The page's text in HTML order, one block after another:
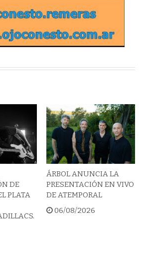
DE
PLATA
ÁRBOL ANUNCIA LA
PRESENTACIÓN EN VIVO
DE ATEMPORAL
06/08/2026